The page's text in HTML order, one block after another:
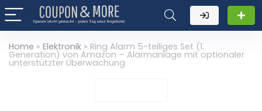
Home » Elektronik » Ring Alarm 5-teiliges Set (1.
Generation) von Amazon – Alarmanlage mit optionaler
unterstützter Überwachung